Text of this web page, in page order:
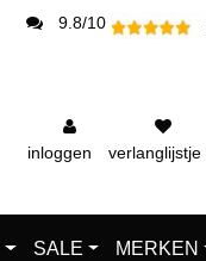
9.8/10
inloggen verlanglijstje
SALE MERKEN